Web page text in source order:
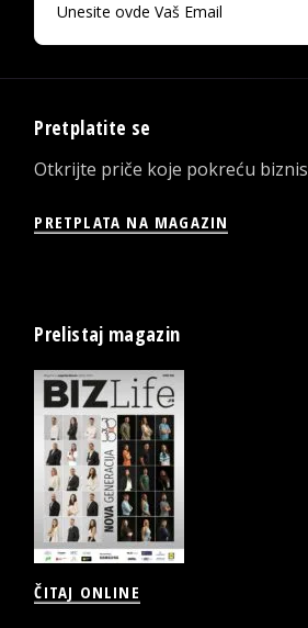
Pretplatite se
Otkrijte priče koje pokreću biznis
PRETPLATA NA MAGAZIN
Prelistaj magazin
ČITAJ ONLINE